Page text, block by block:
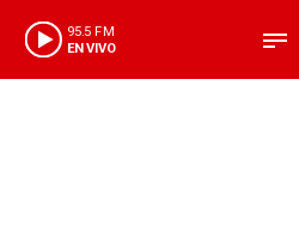
95.5 FM
EN VIVO